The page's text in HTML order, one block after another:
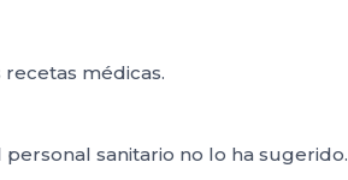
médicas.
sanitario no lo ha sugerido.